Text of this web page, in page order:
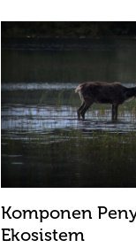
Komponen
Ekosistem